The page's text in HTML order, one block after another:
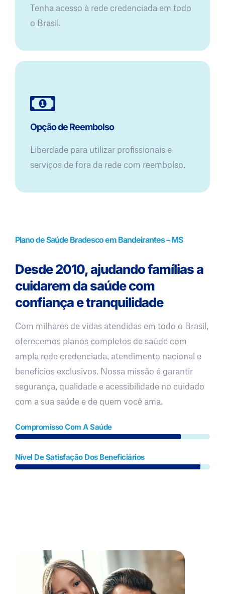
Tenha acesso à rede credenciada em todo
o Brasil.
Opção de Reembolso
Liberdade para utilizar profissionais e
serviços de fora da rede com reembolso.
Plano de Saúde Bradesco em Bandeirantes – MS
Desde 2010, ajudando famílias a
cuidarem da saúde com
confiança e tranquilidade
Com milhares de vidas atendidas em todo o Brasil,
oferecemos planos completos de saúde com
ampla rede credenciada, atendimento nacional e
benefícios exclusivos. Nossa missão é garantir
segurança, qualidade e acessibilidade no cuidado
com a sua saúde e de quem você ama.
Compromisso Com A Saúde
Nível De Satisfação Dos Beneficiários